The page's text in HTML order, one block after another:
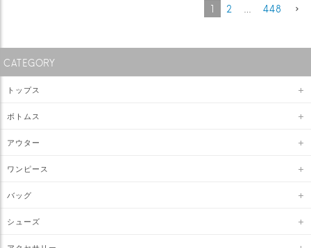
1
2 448
CATEGORY
トップス
ボトムス
アウター
ワンピース
バッグ
シューズ